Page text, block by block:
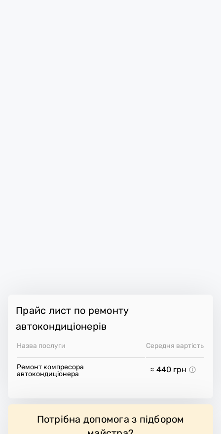
Прайс лист по ремонту
автокондиціонерів
Назва послуги Середня вартість
Ремонт компресора
автокондиціонера
≈ 440 грн
Потрібна допомога з підбором